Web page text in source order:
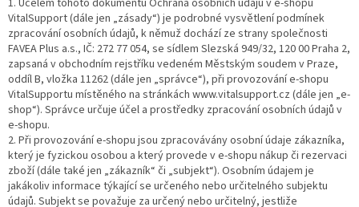
VitalSupport (dále jen „zásady“) je podrobné vysvětlení podmínek
zpracování osobních údajů, k němuž dochází ze strany společnosti
FAVEA Plus a.s., IČ: 272 77 054, se sídlem Slezská 949/32, 120 00 Praha 2,
zapsaná v obchodním rejstříku vedeném Městským soudem v Praze,
oddíl B, vložka 11262 (dále jen „správce“), při provozování e-shopu
VitalSupportu místěného na stránkách www.vitalsupport.cz (dále jen „e-
shop“). Správce určuje účel a prostředky zpracování osobních údajů v
e-shopu.
2. Při provozování e-shopu jsou zpracovávány osobní údaje zákazníka,
který je fyzickou osobou a který provede v e-shopu nákup či rezervaci
zboží (dále také jen „zákazník“ či „subjekt“). Osobním údajem je
jakákoliv informace týkající se určeného nebo určitelného subjektu
údajů. Subjekt se považuje za určený nebo určitelný, jestliže